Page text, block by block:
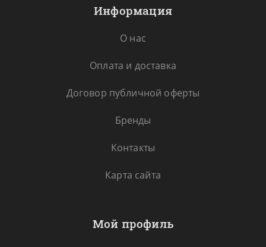
Информация
О нас
Оплата и доставка
Договор публичной оферты
Бренды
Контакты
Карта сайта
Мой профиль